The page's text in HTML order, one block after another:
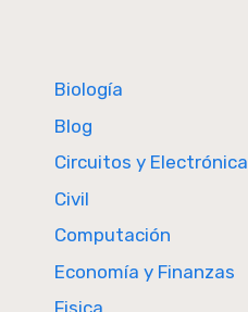
Biología
Blog
Circuitos y Electrónica
Civil
Computación
Economía y Finanzas